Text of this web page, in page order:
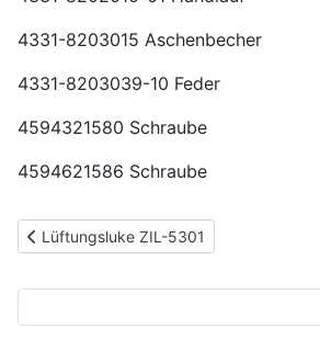
4331-8203015 Aschenbecher
4331-8203039-10 Feder
4594321580 Schraube
4594621586 Schraube
Vorheriger Beitrag: Lüftungsluke ZIL-5301
Lüftungsluke ZIL-5301